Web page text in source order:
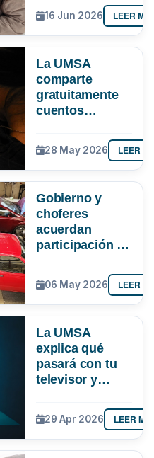
alternativa
saludable frente
precios
16 Jun 2026 LEER
La UMSA
comparte
gratuitamente
cuentos
lectura en
tiempos de
28 May 2026 LEER
Gobierno y
choferes
acuerdan
participación de
verificación de
la gasolina
06 May 2026 LEER
La UMSA
explica qué
pasará con tu
televisor y
quedarte sin
señal ante el
apagón
29 Apr 2026 LEER